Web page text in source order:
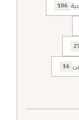
106
16